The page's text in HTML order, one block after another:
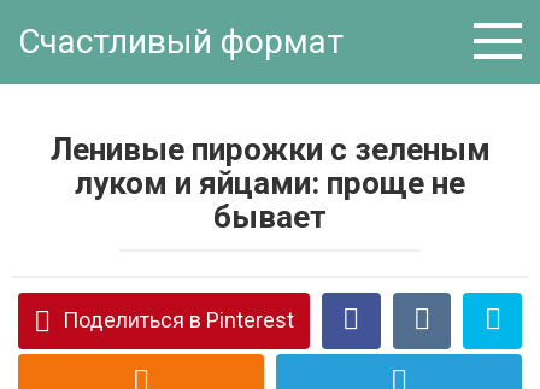
Счастливый формат
Ленивые пирожки с зеленым
луком и яйцами: проще не
бывает
Поделиться в Pinterest